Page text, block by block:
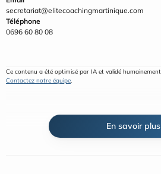
En savoir plus
secretariat@elitecoachingmartinique.com
Téléphone
0696 60 80 08
Contactez notre équipe.